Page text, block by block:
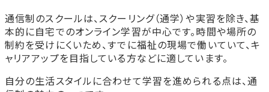
通信制のスクールは、スクーリング（通学）や実習を除き、基
本的に自宅でのオンライン学習が中心です。時間や場所の
制約を受けにくいため、すでに福祉の現場で働いていて、キ
ャリアアップを目指している方などに適しています。
自分の生活スタイルに合わせて学習を進められる点は、通